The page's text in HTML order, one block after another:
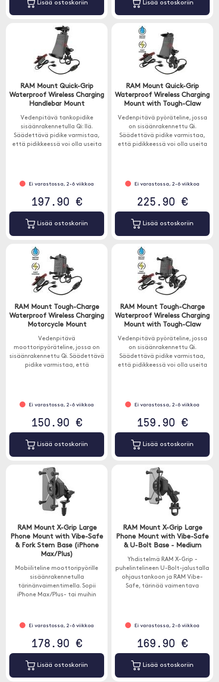
Lisää ostoskoriin Lisää ostoskoriin
RAM Mount Quick-Grip
Waterproof Wireless Charging
Handlebar Mount
Vedenpitävä tankopidike
sisäänrakennetulla Qi: llä.
Säädettävä pidike varmistaa,
että pidikkeessä voi olla useita
Ei varastossa, 2-6 viikkoa
197.90 €
Lisää ostoskoriin
RAM Mount Quick-Grip
Waterproof Wireless Charging
Mount with Tough-Claw
Vedenpitävä pyöräteline, jossa
on sisäänrakennettu Qi.
Säädettävä pidike varmistaa,
että pidikkeessä voi olla useita
Ei varastossa, 2-6 viikkoa
225.90 €
Lisää ostoskoriin
RAM Mount Tough-Charge
Waterproof Wireless Charging
Motorcycle Mount
Vedenpitävä
moottoripyöräteline, jossa on
sisäänrakennettu Qi. Säädettävä
pidike varmistaa, että
Ei varastossa, 2-6 viikkoa
150.90 €
Lisää ostoskoriin
RAM Mount Tough-Charge
Waterproof Wireless Charging
Mount with Tough-Claw
Vedenpitävä pyöräteline, jossa
on sisäänrakennettu Qi.
Säädettävä pidike varmistaa,
että pidikkeessä voi olla useita
Ei varastossa, 2-6 viikkoa
159.90 €
Lisää ostoskoriin
RAM Mount X-Grip Large
Phone Mount with Vibe-Safe
& Fork Stem Base (iPhone
Max/Plus)
Mobiiliteline moottoripyörille
sisäänrakennetulla
tärinänvaimentimella. Sopii
iPhone Max/Plus- tai muihin
Ei varastossa, 2-6 viikkoa
178.90 €
Lisää ostoskoriin
RAM Mount X-Grip Large
Phone Mount with Vibe-Safe
& U-Bolt Base - Medium
Yhdistelmä RAM X-Grip -
puhelintelineen U-Bolt-jalustalla
ohjaustankoon ja RAM Vibe-
Safe, tärinää vaimentava
Ei varastossa, 2-6 viikkoa
169.90 €
Lisää ostoskoriin